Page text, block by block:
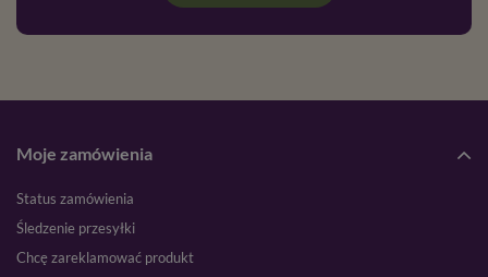
Moje zamówienia
Status zamówienia
Śledzenie przesyłki
Chcę zareklamować produkt